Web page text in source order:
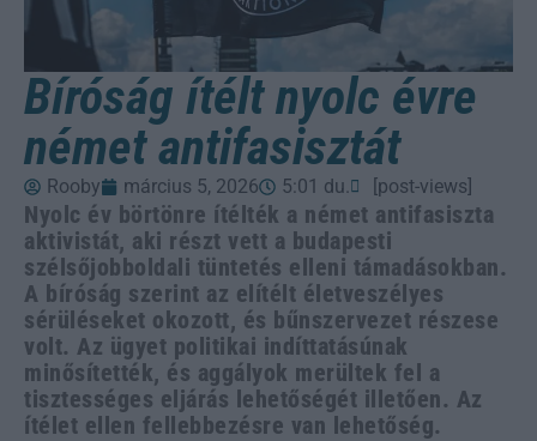
Bíróság ítélt nyolc évre
német antifasisztát
Rooby március 5, 2026 5:01 du. [post-views]
Nyolc év börtönre ítélték a német antifasiszta
aktivistát, aki részt vett a budapesti
szélsőjobboldali tüntetés elleni támadásokban.
A bíróság szerint az elítélt életveszélyes
sérüléseket okozott, és bűnszervezet részese
volt. Az ügyet politikai indíttatásúnak
minősítették, és aggályok merültek fel a
tisztességes eljárás lehetőségét illetően. Az
ítélet ellen fellebbezésre van lehetőség.